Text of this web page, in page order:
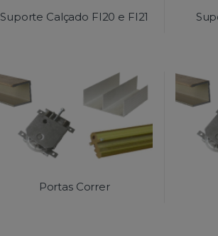
Suporte Calçado FI20 e FI21
Portas Correr